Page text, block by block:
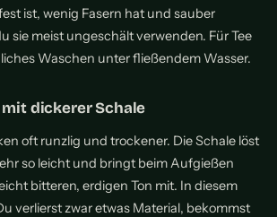
ist, wenig Fasern hat und sauber
sie meist ungeschält verwenden. Für Tee
Waschen unter fließendem Wasser.
dickerer Schale
oft runzlig und trockener. Die Schale löst
so leicht und bringt beim Aufgießen
bitteren, erdigen Ton mit. In diesem
verlierst zwar etwas Material, bekommst